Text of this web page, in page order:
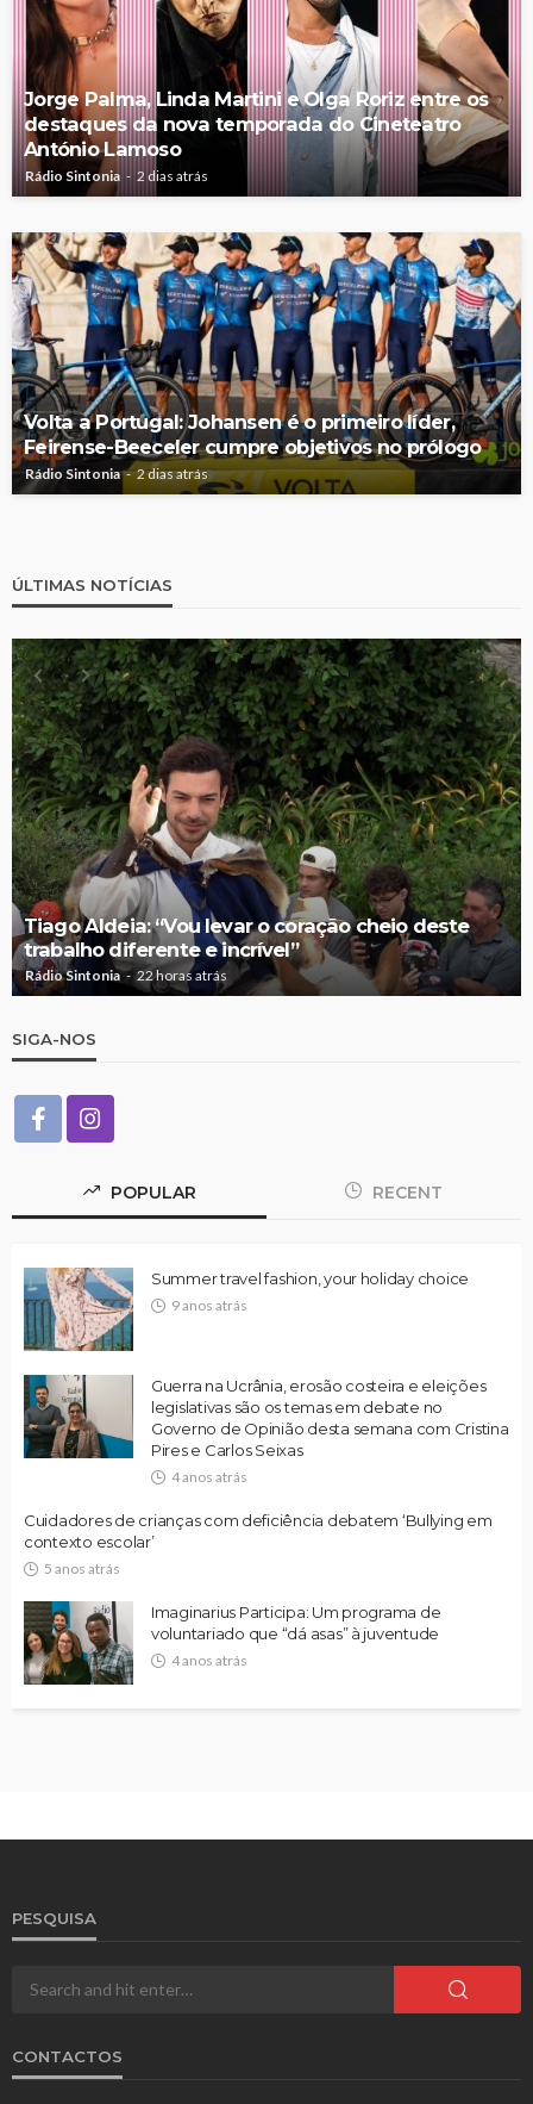
Jorge Palma, Linda Martini e Olga Roriz entre os
destaques da nova temporada do Cineteatro
António Lamoso
Rádio Sintonia 2 dias atrás
Volta a Portugal: Johansen é o primeiro líder,
Feirense-Beeceler cumpre objetivos no prólogo
Rádio Sintonia 2 dias atrás
ÚLTIMAS NOTÍCIAS
Tiago Aldeia: “Vou levar o coração cheio deste
trabalho diferente e incrível”
Rádio Sintonia 22 horas atrás
SIGA-NOS
POPULAR RECENT
Summer travel fashion, your holiday choice
9 anos atrás
Guerra na Ucrânia, erosão costeira e eleições
legislativas são os temas em debate no
Governo de Opinião desta semana com Cristina
Pires e Carlos Seixas
4 anos atrás
Cuidadores de crianças com deficiência debatem ‘Bullying em
contexto escolar’
5 anos atrás
Imaginarius Participa: Um programa de
voluntariado que “dá asas” à juventude
4 anos atrás
PESQUISA
CONTACTOS